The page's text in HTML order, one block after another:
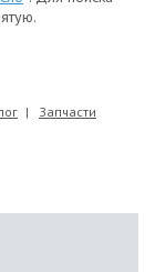
Запчасти